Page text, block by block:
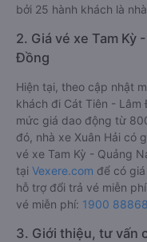
bởi 25 hành khách là
2. Giá vé xe Tam Kỳ
Đồng
Hiện tại, theo cập nhật
khách đi Cát Tiên -
mức giá dao động từ
đó, nhà xe Xuân Hải có
vé xe Tam Kỳ - Quảng
tại Vexere.com để có
hỗ trợ đổi trả vé miễn
vé miễn phí: 1900
3. Giới thiệu, tư vấn